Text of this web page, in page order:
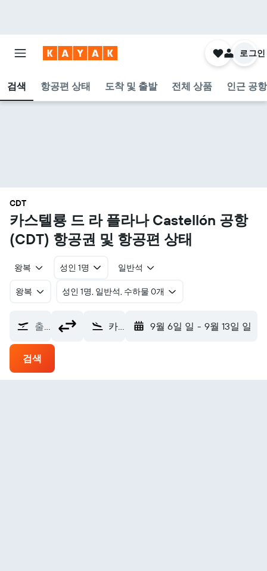
검색 항공편 상태 도착 및 출발 전체 상품 인근 공항
로그인
CDT
카스텔룡 드 라 플라나 Castellón 공항
(CDT) 항공권 및 항공편 상태
왕복 성인 1명 일반석
왕복 ​성인 1명, 일반석, 수하물 0개
출발지 카스텔룡 드 라 플라나 Castellón (CDT) 9월 6일 일 - 9월 13일 일
검색